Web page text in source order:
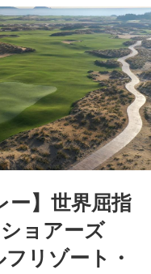
ー】世界屈指
ョアーズ
リゾート・